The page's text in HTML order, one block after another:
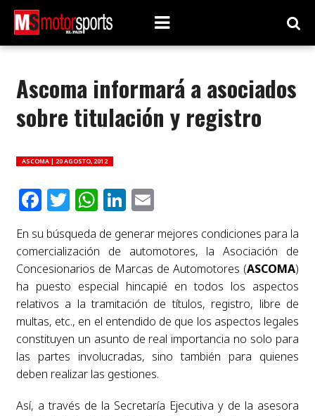
Ascoma informará a asociados
sobre titulación y registro
ASCOMA | 20 AGOSTO, 2012
Facebook
Twitter
WhatsApp
LinkedIn
Email
En su búsqueda de generar mejores condiciones para la
comercialización de automotores, la Asociación de
Concesionarios de Marcas de Automotores (ASCOMA)
ha puesto especial hincapié en todos los aspectos
relativos a la tramitación de títulos, registro, libre de
multas, etc., en el entendido de que los aspectos legales
constituyen un asunto de real importancia no solo para
las partes involucradas, sino también para quienes
deben realizar las gestiones.
Así, a través de la Secretaría Ejecutiva y de la asesora